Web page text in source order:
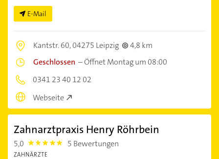
E-Mail
Kantstr. 60,04275 Leipzig
4,8 km
Geschlossen –Öffnet Montag um 08:00
0341 23 40 12 02
Webseite
Zahnarztpraxis Henry Röhrbein
5,0 5.0 5 Bewertungen
ZAHNÄRZTE